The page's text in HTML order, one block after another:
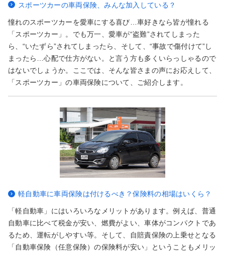
スポーツカーの車両保険、みんな加入している？
憧れのスポーツカーを愛車にする喜び…車好きなら皆が憧れる
「スポーツカー」。でも万一、愛車が“盗難”されてしまった
ら、“いたずら”されてしまったら、そして、“事故で傷付けて”し
まったら…心配で仕方がない。と言う方も多くいらっしゃるので
はないでしょうか。ここでは、そんな皆さまの声にお応えして、
「スポーツカー」の車両保険について、ご紹介します。
軽自動車に車両保険は付けるべき？保険料の相場はいくら？
「軽自動車」にはいろいろなメリットがあります。例えば、普通
自動車に比べて税金が安い、燃費がよい、車体がコンパクトであ
るため、運転がしやすい等。そして、自賠責保険の上乗せとなる
「自動車保険（任意保険）の保険料が安い」ということもメリッ